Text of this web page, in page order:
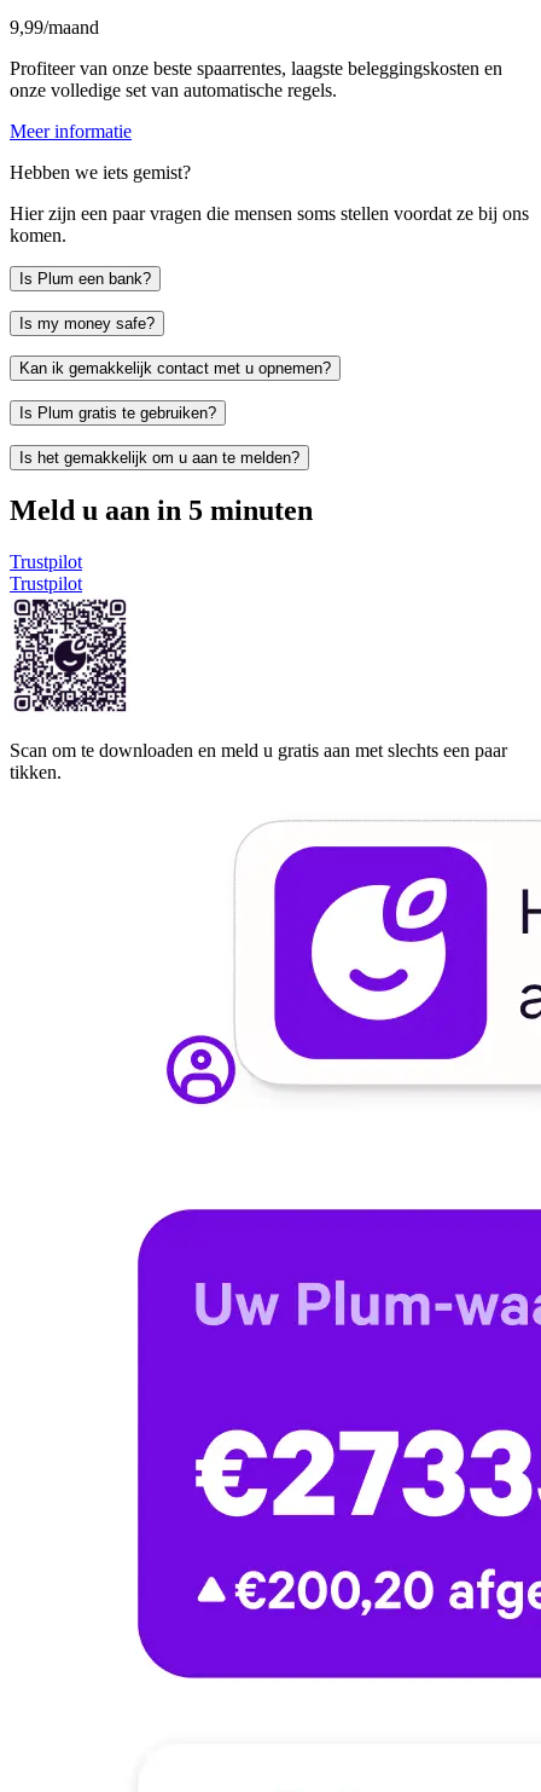
9,99/maand
Profiteer van onze beste spaarrentes, laagste beleggingskosten en
onze volledige set van automatische regels.
Meer informatie
Hebben we iets gemist?
Hier zijn een paar vragen die mensen soms stellen voordat ze bij ons
komen.
Is Plum een bank?
Is my money safe?
Kan ik gemakkelijk contact met u opnemen?
Is Plum gratis te gebruiken?
Is het gemakkelijk om u aan te melden?
Meld u aan in 5 minuten
Trustpilot
Trustpilot
Scan om te downloaden en meld u gratis aan met slechts een paar
tikken.